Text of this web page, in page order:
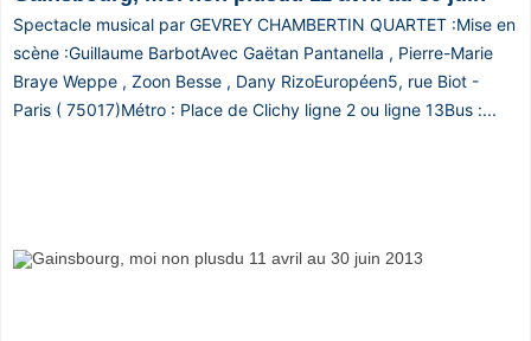
Spectacle musical par GEVREY CHAMBERTIN QUARTET :Mise en
scène :Guillaume BarbotAvec Gaëtan Pantanella , Pierre-Marie
Braye Weppe , Zoon Besse , Dany RizoEuropéen5, rue Biot -
Paris ( 75017)Métro : Place de Clichy ligne 2 ou ligne 13Bus :...